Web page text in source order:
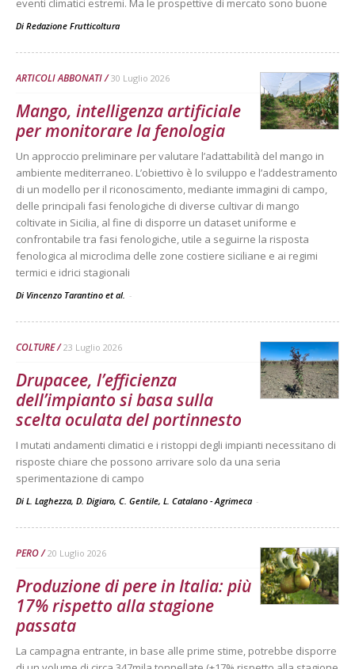
eventi climatici estremi. Ma le prospettive di mercato sono buone
Di Redazione Frutticoltura
ARTICOLI ABBONATI 30 Luglio 2026
Mango, intelligenza artificiale
per monitorare la fenologia
Un approccio preliminare per valutare l’adattabilità del mango in
ambiente mediterraneo. L’obiettivo è lo sviluppo e l’addestramento
di un modello per il riconoscimento, mediante immagini di campo,
delle principali fasi fenologiche di diverse cultivar di mango
coltivate in Sicilia, al fine di disporre un dataset uniforme e
confrontabile tra fasi fenologiche, utile a seguirne la risposta
fenologica al microclima delle zone costiere siciliane e ai regimi
termici e idrici stagionali
Di Vincenzo Tarantino et al. -
COLTURE 23 Luglio 2026
Drupacee, l’efficienza
dell’impianto si basa sulla
scelta oculata del portinnesto
I mutati andamenti climatici e i ristoppi degli impianti necessitano di
risposte chiare che possono arrivare solo da una seria
sperimentazione di campo
Di L. Laghezza, D. Digiaro, C. Gentile, L. Catalano - Agrimeca -
PERO 20 Luglio 2026
Produzione di pere in Italia: più
17% rispetto alla stagione
passata
La campagna entrante, in base alle prime stime, potrebbe disporre